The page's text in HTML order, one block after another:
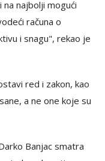
najbolji mogući
računa o
i snagu", rekao je
red i zakon, kao
a ne one koje su
Banjac smatra